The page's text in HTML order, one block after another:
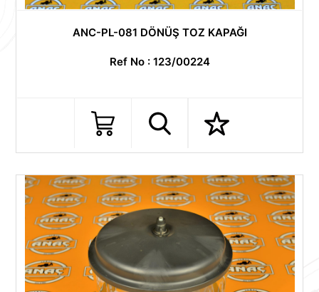
ANC-PL-081 DÖNÜŞ TOZ KAPAĞI
Ref No : 123/00224